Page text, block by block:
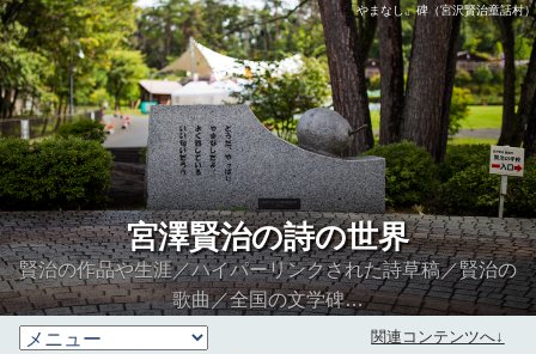
「やまなし」碑（宮沢賢治童話村）
宮澤賢治の詩の世界
賢治の作品や生涯／ハイパーリンクされた詩草稿／賢治の
歌曲／全国の文学碑…
関連コンテンツへ↓